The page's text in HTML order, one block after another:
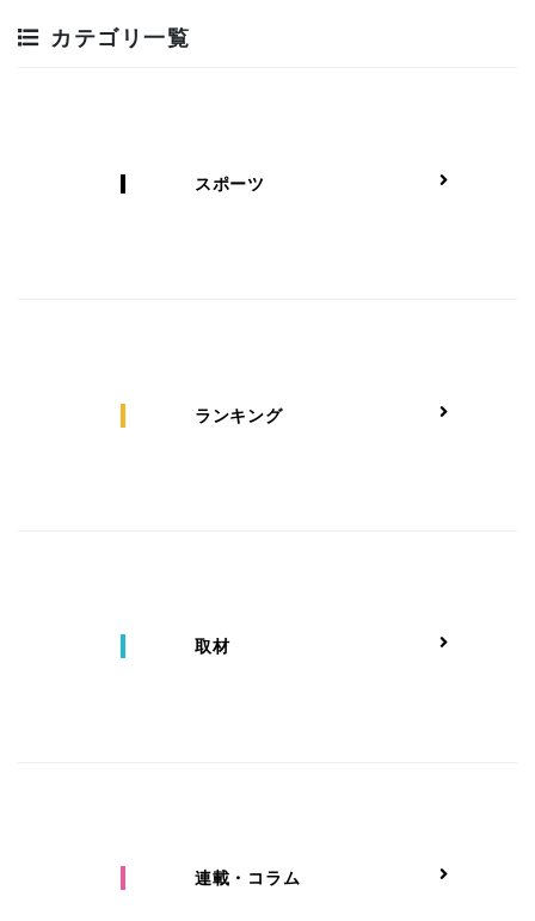
カテゴリ一覧
スポーツ
ランキング
取材
連載・コラム